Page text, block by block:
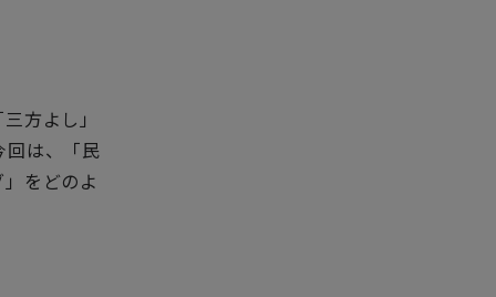
方よし」
回は、「民
をどのよ